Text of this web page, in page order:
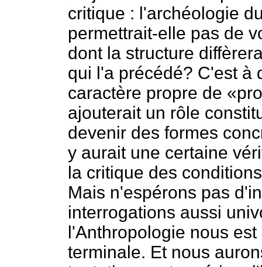
critique : l'archéologie
permettrait-elle pas de
dont la structure
qui l'a précédé? C'est à
caractère propre de
ajouterait un rôle
devenir des formes
y aurait une certaine
la critique des
Mais n'espérons pas
interrogations aussi
l'Anthropologie nous
terminale. Et nous